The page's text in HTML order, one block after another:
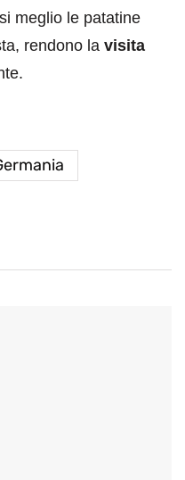
meglio le patatine
rendono la visita